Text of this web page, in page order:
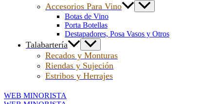
Accesorios Para Vino
Botas de Vino
Porta Botellas
Destapadores, Posa Vasos y Otros
Talabartería
Recados y Monturas
Riendas y Sujeción
Estribos y Herrajes
WEB MINORISTA